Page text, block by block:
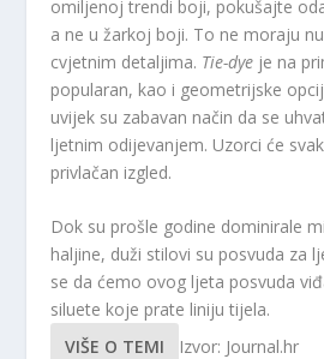
omiljenoj trendi boji, pokušajte
a ne u žarkoj boji. To ne moraju
cvjetnim detaljima. Tie-dye je na
popularan, kao i geometrijske
uvijek su zabavan način da se
ljetnim odijevanjem. Uzorci će
privlačan izgled.
Dok su prošle godine dominirale
haljine, duži stilovi su posvuda za
se da ćemo ovog ljeta posvuda
siluete koje prate liniju tijela.
VIŠE O TEMI
Izvor: Journal.hr